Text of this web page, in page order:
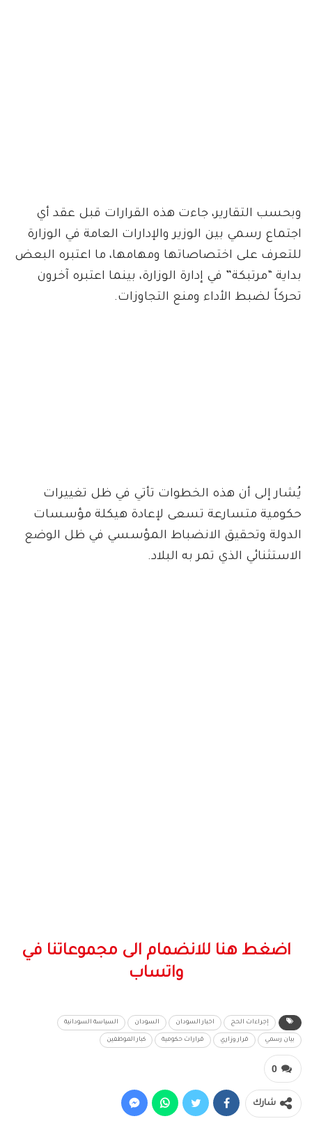
وبحسب التقارير، جاءت هذه القرارات قبل عقد أي
اجتماع رسمي بين الوزير والإدارات العامة في الوزارة
للتعرف على اختصاصاتها ومهامها، ما اعتبره البعض
بداية “مرتبكة” في إدارة الوزارة، بينما اعتبره آخرون
تحركاً لضبط الأداء ومنع التجاوزات.
يُشار إلى أن هذه الخطوات تأتي في ظل تغييرات
حكومية متسارعة تسعى لإعادة هيكلة مؤسسات
الدولة وتحقيق الانضباط المؤسسي في ظل الوضع
الاستثنائي الذي تمر به البلاد.
اضغط هنا للانضمام الى مجموعاتنا في
واتساب
إجراءات الحج اخبار السودان السودان السياسة السودانية
بيان رسمي قرار وزاري قرارات حكومية كبار الموظفين
0
شارك